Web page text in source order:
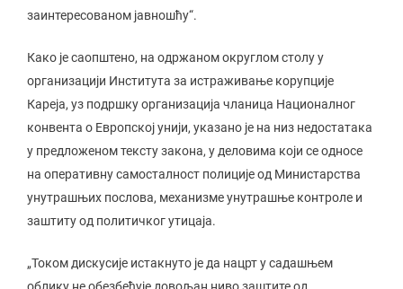
заинтересованом јавношћу“.
Како је саопштено, на одржаном округлом столу у
организацији Института за истраживање корупције
Кареја, уз подршку организација чланица Националног
конвента о Европској унији, указано је на низ недостатака
у предложеном тексту закона, у деловима који се односе
на оперативну самосталност полиције од Министарства
унутрашњих послова, механизме унутрашње контроле и
заштиту од политичког утицаја.
„Током дискусије истакнуто је да нацрт у садашњем